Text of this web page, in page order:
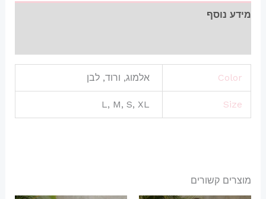
מידע נוסף
Color אלמוג, ורוד, לבן
Size
L, M, S, XL
מוצרים קשורים